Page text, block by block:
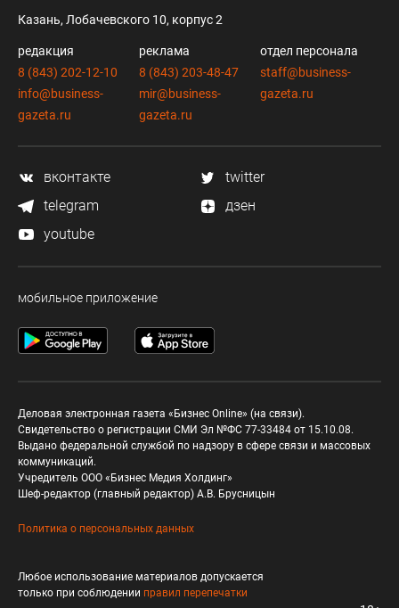
Казань, Лобачевского 10, корпус 2
редакция
8 (843) 202-12-10
info@business-
gazeta.ru
реклама
8 (843) 203-48-47
mir@business-
gazeta.ru
отдел персонала
staff@business-
gazeta.ru
вконтакте
twitter
telegram
дзен
youtube
мобильное приложение
Деловая электронная газета «Бизнес Online» (на связи).
Свидетельство о регистрации СМИ Эл №ФС 77-33484 от 15.10.08.
Выдано федеральной службой по надзору в сфере связи и массовых
коммуникаций.
Учредитель ООО «Бизнес Медия Холдинг»
Шеф-редактор (главный редактор) А.В. Брусницын
Политика о персональных данных
Любое использование материалов допускается
только при соблюдении правил перепечатки